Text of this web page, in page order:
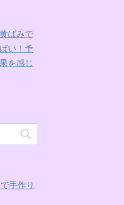
ばみで
い！予
を感じ
手作り